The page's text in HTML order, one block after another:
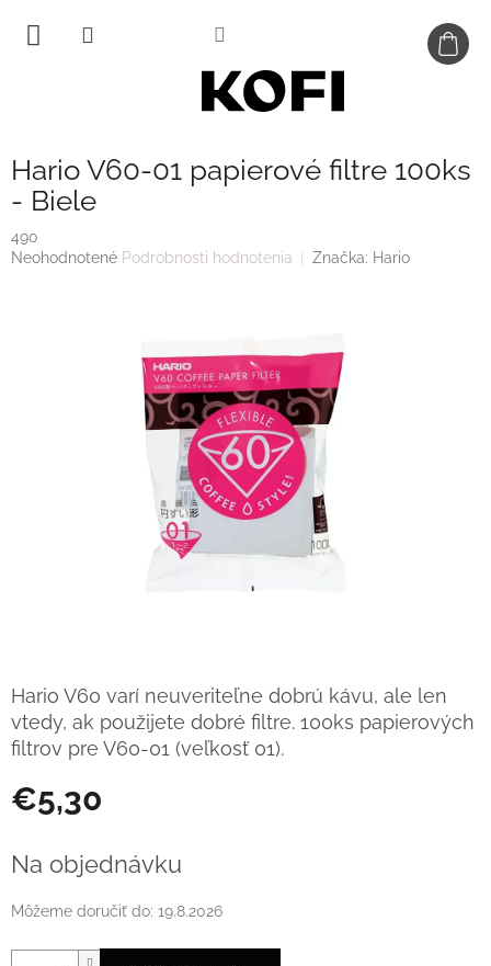
obsah
Hario V60-01 papierové filtre 100ks
- Biele
490
Priemerné
Neohodnotené Podrobnosti hodnotenia Značka: Hario
€5,30
cena:
Na objednávku
Môžeme doručiť do: 19.8.2026
Hario V60 varí neuveriteľne dobrú kávu, ale len
vtedy, ak použijete dobré filtre. 100ks papierových
filtrov pre V60-01 (veľkosť 01).